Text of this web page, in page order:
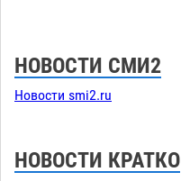
НОВОСТИ СМИ2
Новости smi2.ru
НОВОСТИ КРАТКО